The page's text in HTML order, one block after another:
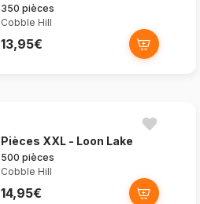
350 pièces
Cobble Hill
13,95€
Pièces XXL - Loon Lake
500 pièces
Cobble Hill
14,95€